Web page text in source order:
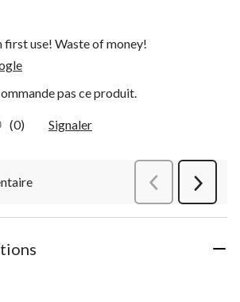
first use! Waste of money!
pas ce produit.
(0) Signaler
Suivant